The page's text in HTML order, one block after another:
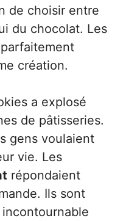
de choisir entre
du chocolat. Les
création.
a explosé
de pâtisseries.
gens voulaient
vie. Les
répondaient
Ils sont